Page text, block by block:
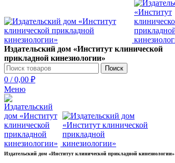
Издательский дом «Институт клинической
прикладной кинезиологии»
Поиск
0 / 0,00 ₽
Меню
Издательский дом «Институт клинической прикладной кинезиологии»